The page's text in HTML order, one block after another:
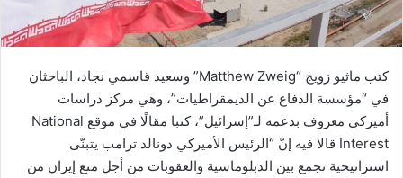
كتب ماثيو زويج “Matthew Zweig” وسعيد قاسمي نجاد، الباحثان
في “مؤسسة الدفاع عن الديمقراطيات”، وهي مركز دراسات
أميركي معروف بدعمه لـ”إسرائيل”، كتبا مقالًا في موقع National
Interest قالا فيه إنّ “الرئيس الأميركي دونالد ترامب يتبنّى
استراتيجية تجمع بين الدبلوماسية والعقوبات من أجل منع إيران من